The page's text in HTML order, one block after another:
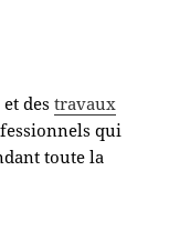
et destravaux
qui
toute la